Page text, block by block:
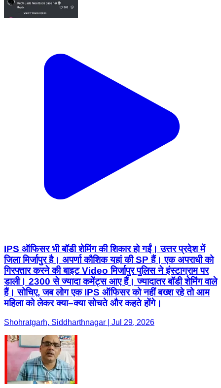
IPS ऑफिसर भी बॉडी शेमिंग की शिकार हो गईं। उत्तर प्रदेश में
जिला मिर्जापुर है। अपर्णा कौशिक यहां की SP हैं। एक अपराधी को
गिरफ्तार करने की बाइट Video मिर्जापुर पुलिस ने इंस्टाग्राम पर
डाली। 2300 से ज्यादा कमेंट्स आए हैं। ज्यादातर बॉडी शेमिंग वाले
हैं। सोचिए, जब लोग एक IPS ऑफिसर को नहीं बख्श रहे तो आम
महिला को लेकर क्या–क्या सोचते और कहते होंगे।
Shohratgarh, Siddharthnagar | Jul 29, 2026